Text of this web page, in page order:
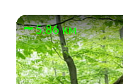
5.86 км